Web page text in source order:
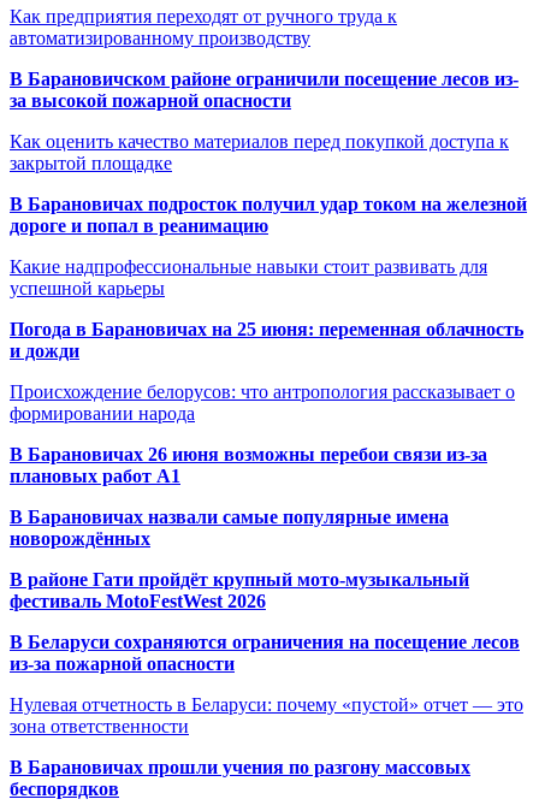
Как предприятия переходят от ручного труда к
автоматизированному производству
В Барановичском районе ограничили посещение лесов из-
за высокой пожарной опасности
Как оценить качество материалов перед покупкой доступа к
закрытой площадке
В Барановичах подросток получил удар током на железной
дороге и попал в реанимацию
Какие надпрофессиональные навыки стоит развивать для
успешной карьеры
Погода в Барановичах на 25 июня: переменная облачность
и дожди
Происхождение белорусов: что антропология рассказывает о
формировании народа
В Барановичах 26 июня возможны перебои связи из-за
плановых работ A1
В Барановичах назвали самые популярные имена
новорождённых
В районе Гати пройдёт крупный мото-музыкальный
фестиваль MotoFestWest 2026
В Беларуси сохраняются ограничения на посещение лесов
из-за пожарной опасности
Нулевая отчетность в Беларуси: почему «пустой» отчет — это
зона ответственности
В Барановичах прошли учения по разгону массовых
беспорядков